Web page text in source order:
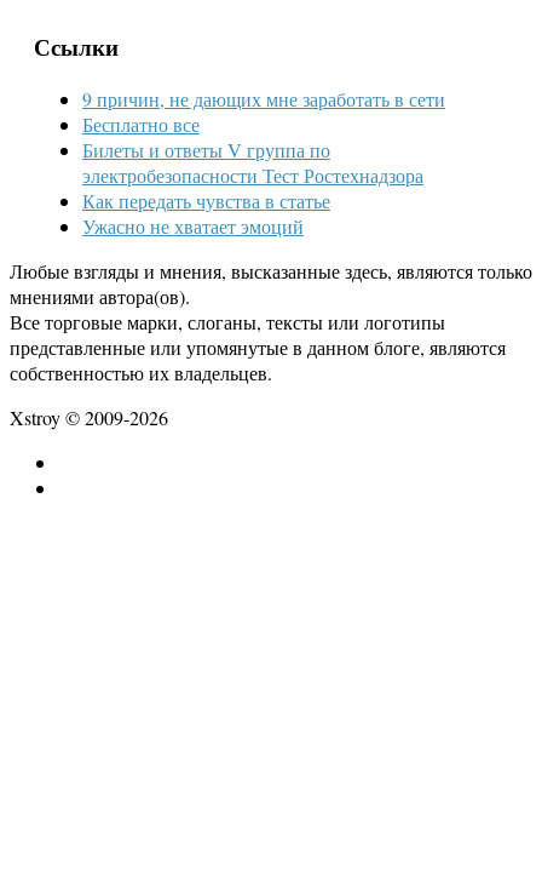
Ссылки
9 причин, не дающих мне заработать в сети
Бесплатно все
Билеты и ответы V группа по
электробезопасности Тест Ростехнадзора
Как передать чувства в статье
Ужасно не хватает эмоций
Любые взгляды и мнения, высказанные здесь, являются только
мнениями автора(ов).
Все торговые марки, слоганы, тексты или логотипы
представленные или упомянутые в данном блоге, являются
собственностью их владельцев.
Xstroy © 2009-2026